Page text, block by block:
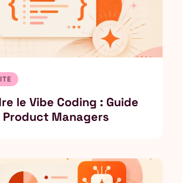
le Vibe Coding : Guide
Product Managers